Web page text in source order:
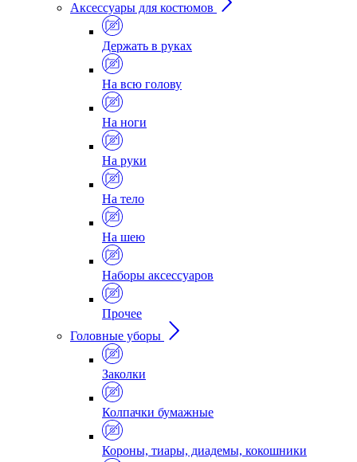
Аксессуары для костюмов
Держать в руках
На всю голову
На ноги
На руки
На тело
На шею
Наборы аксессуаров
Прочее
Головные уборы
Заколки
Колпачки бумажные
Короны, тиары, диадемы, кокошники